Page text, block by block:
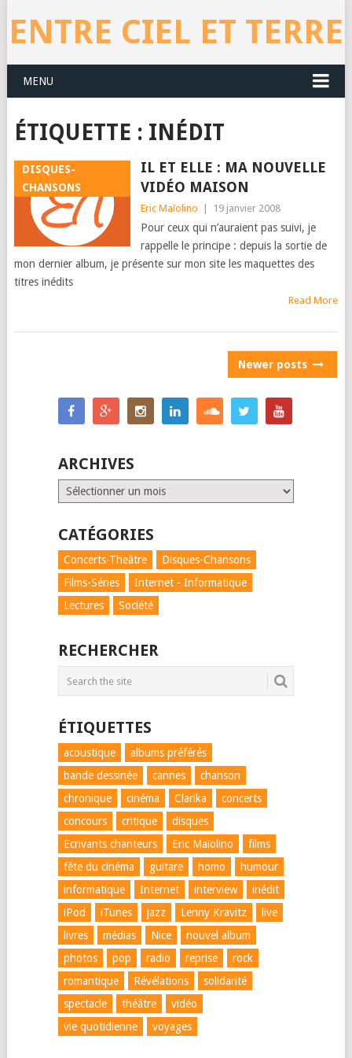
ENTRE CIEL ET TERRE
MENU
ÉTIQUETTE : INÉDIT
DISQUES-
CHANSONS
IL ET ELLE : MA NOUVELLE
VIDÉO MAISON
Eric Maïolino 19 janvier 2008
Pour ceux qui n’auraient pas suivi, je
rappelle le principe : depuis la sortie de
mon dernier album, je présente sur mon site les maquettes des
titres inédits
Read More
Newer posts
ARCHIVES
Archives
CATÉGORIES
Concerts-Theâtre
Disques-Chansons
Films-Séries
Internet - Informatique
Lectures
Société
RECHERCHER
ÉTIQUETTES
acoustique
albums préférés
bande dessinée
cannes
chanson
chronique
cinéma Clarika
concerts
concours
critique
disques
Ecrivants chanteurs
Eric Maïolino
films
fête du cinéma
guitare homo
humour
informatique
Internet interview
inédit
iPod
iTunes jazz Lenny Kravitz
live
livres
médias Nice
nouvel album
photos
pop radio reprise
rock
romantique
Révélations
solidarité
spectacle
théâtre
vidéo
vie quotidienne
voyages